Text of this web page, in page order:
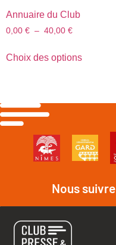
Annuaire du Club
0,00 € – 40,00 €
Choix des options
Nous suivre